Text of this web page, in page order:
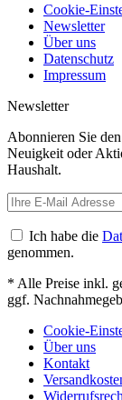
Cookie-
Newsletter
Über uns
Datenschutz
Impressum
Newsletter
Abonnieren Sie
Neuigkeit oder
Haushalt.
Ich habe die
genommen.
* Alle Preise inkl.
ggf.
Cookie-
Über uns
Kontakt